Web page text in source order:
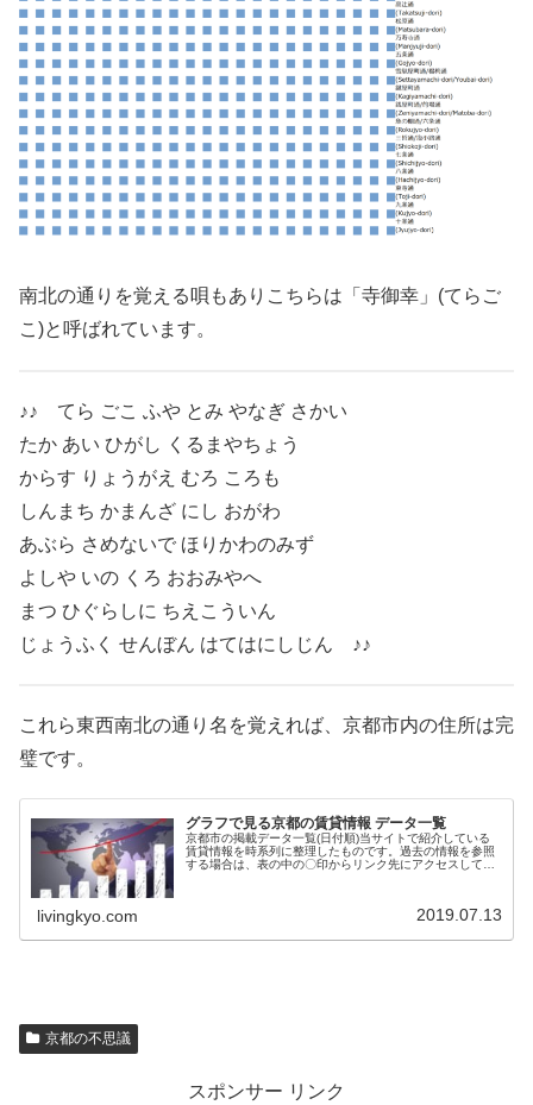
南北の通りを覚える唄もありこちらは「寺御幸」(てらご
こ)と呼ばれています。
♪♪ てら ごこ ふや とみ やなぎ さかい
たか あい ひがし くるまやちょう
からす りょうがえ むろ ころも
しんまち かまんざ にし おがわ
あぶら さめないで ほりかわのみず
よしや いの くろ おおみやへ
まつ ひぐらしに ちえこういん
じょうふく せんぼん はてはにしじん ♪♪
これら東西南北の通り名を覚えれば、京都市内の住所は完
璧です。
グラフで見る京都の賃貸情報 データ一覧
京都市の掲載データ一覧(日付順)当サイトで紹介している
賃貸情報を時系列に整理したものです。過去の情報を参照
する場合は、表の中の〇印からリンク先にアクセスしてく
livingkyo.com 2019.07.13
京都の不思議
スポンサー リンク